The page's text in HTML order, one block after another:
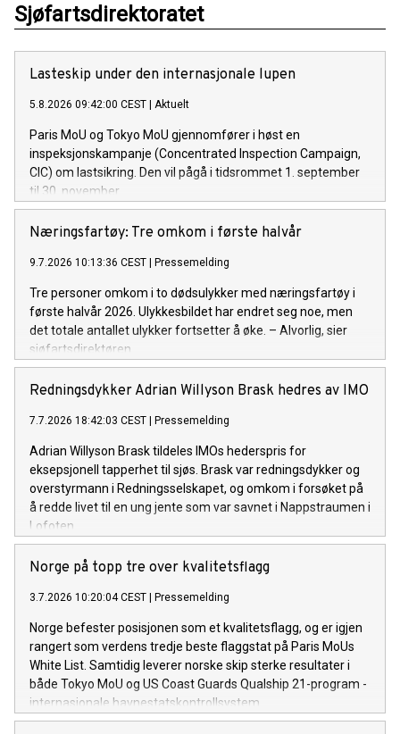
Sjøfartsdirektoratet
Lasteskip under den internasjonale lupen
5.8.2026 09:42:00 CEST Aktuelt
Paris MoU og Tokyo MoU gjennomfører i høst en
inspeksjonskampanje (Concentrated Inspection Campaign,
CIC) om lastsikring. Den vil pågå i tidsrommet 1. september
til 30. november.
Næringsfartøy: Tre omkom i første halvår
9.7.2026 10:13:36 CEST Pressemelding
Tre personer omkom i to dødsulykker med næringsfartøy i
første halvår 2026. Ulykkesbildet har endret seg noe, men
det totale antallet ulykker fortsetter å øke. – Alvorlig, sier
sjøfartsdirektøren.
Redningsdykker Adrian Willyson Brask hedres av IMO
7.7.2026 18:42:03 CEST Pressemelding
Adrian Willyson Brask tildeles IMOs hederspris for
eksepsjonell tapperhet til sjøs. Brask var redningsdykker og
overstyrmann i Redningsselskapet, og omkom i forsøket på
å redde livet til en ung jente som var savnet i Nappstraumen i
Lofoten.
Norge på topp tre over kvalitetsflagg
3.7.2026 10:20:04 CEST Pressemelding
Norge befester posisjonen som et kvalitetsflagg, og er igjen
rangert som verdens tredje beste flaggstat på Paris MoUs
White List. Samtidig leverer norske skip sterke resultater i
både Tokyo MoU og US Coast Guards Qualship 21-program -
internasjonale havnestatskontrollsystem.